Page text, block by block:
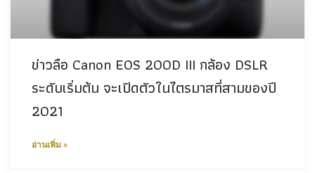
ข่าวลือ Canon EOS 200D III กล้อง DSLR
ระดับเริ่มต้น จะเปิดตัวในไตรมาสที่สามของปี
2021
อ่านเพิ่ม »